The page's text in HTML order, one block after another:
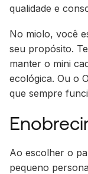
qualidade e
No miolo, você
seu propósito.
manter o mini
ecológica. Ou o
que sempre
Ao escolher o
pequeno